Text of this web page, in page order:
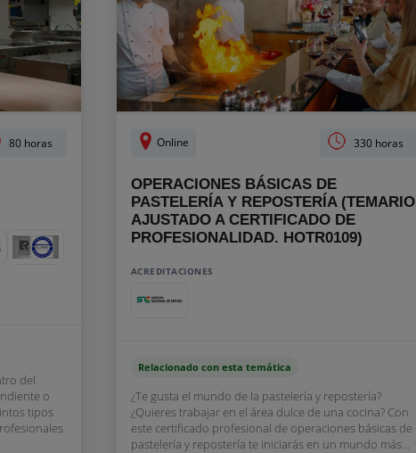
80 horas
del
o
tipos
Online 330 horas
OPERACIONES BÁSICAS DE
PASTELERÍA Y REPOSTERÍA (TEMARIO
AJUSTADO A CERTIFICADO DE
PROFESIONALIDAD. HOTR0109)
ACREDITACIONES
Relacionado con esta temática
¿Te gusta el mundo de la pastelería y repostería?
¿Quieres trabajar en el área dulce de una cocina? Con
este certificado profesional de operaciones básicas de
pastelería y repostería te iniciarás en un mundo más...